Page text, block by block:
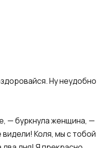
Ну неудобно
— буркнула женщина, —
Коля, мы с тобой